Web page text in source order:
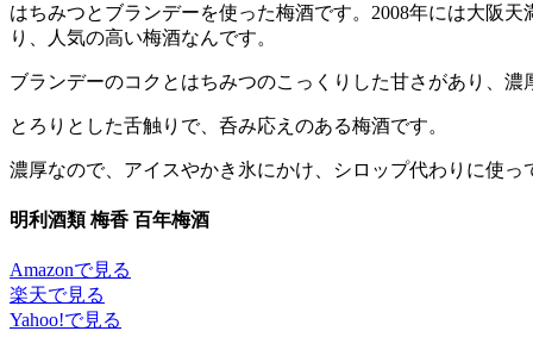
はちみつとブランデーを使った梅酒です。2008年には大阪
り、人気の高い梅酒なんです。
ブランデーのコクとはちみつのこっくりした甘さがあり、
とろりとした舌触りで、呑み応えのある梅酒です。
濃厚なので、アイスやかき氷にかけ、シロップ代わりに使っ
明利酒類 梅香 百年梅酒
Amazonで見る
楽天で見る
Yahoo!で見る